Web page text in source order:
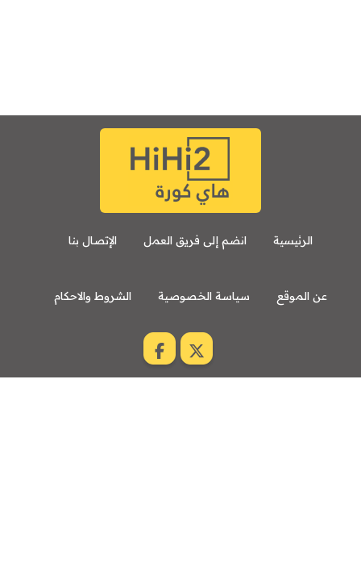
الرئيسية انضم إلى فريق العمل الإتصال بنا
عن الموقع سياسة الخصوصية الشروط والاحكام